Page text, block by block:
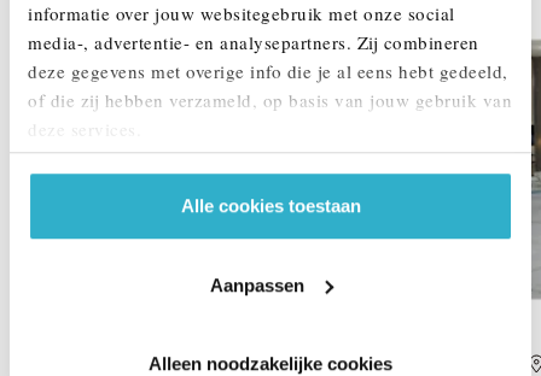
informatie over jouw websitegebruik met onze social
media-, advertentie- en analysepartners. Zij combineren
deze gegevens met overige info die je al eens hebt gedeeld,
of die zij hebben verzameld, op basis van jouw gebruik van
deze services.
Alle cookies toestaan
Aanpassen
Alleen noodzakelijke cookies
's-Hertogenbosch